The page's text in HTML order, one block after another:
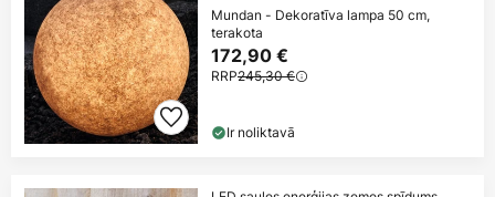
Mundan - Dekoratīva lampa 50 cm,
terakota
172,90 €
RRP245,30 €
Ir noliktavā